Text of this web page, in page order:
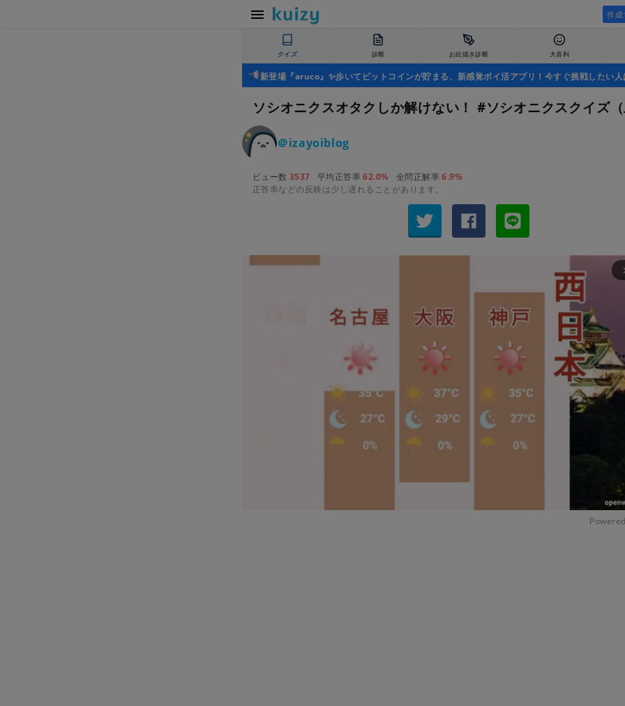
作成
クイズ 診断 お絵描き診断 大喜利
新登場『aruco』✨歩いてビットコインが貯まる、新感覚ポイ活アプリ！今すぐ挑戦したい人
ソシオニクスオタクしか解けない！ #ソシオニクスクイズ
＠izayoiblog
ビュー数 3537 平均正答率62.0% 全問正解率6.9%
正答率などの反映は少し遅れることがあります。